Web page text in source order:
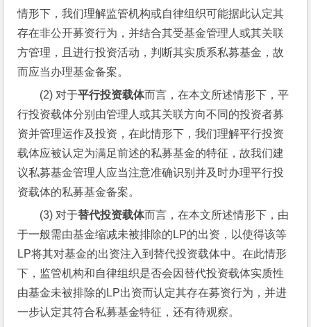
情形下，我们理解监管机构或自律组织可能据此认定其
存在非公开募资行为，并结合其受基金管理人或其关联
方管理，且进行投资活动，判断其实质系私募基金，故
而应当办理基金备案。
(2) 对于平行投资载体而言，在本文所述情形下，平
行投资载体分别由管理人或其关联方向不同的投资者募
资并管理运作及投资，在此情形下，我们理解平行投资
载体应被认定为满足前述的私募基金的特征，故我们建
议私募基金管理人应当注意准确识别并及时办理平行投
资载体的私募基金备案。
(3) 对于替代投资载体而言，在本文所述情形下，由
于一般需由基金缩减未被排除的LP的出资，以使得该等
LP将其对基金的出资注入到替代投资载体中。在此情形
下，监管机构和自律组织是否会因替代投资载体实质性
由基金未被排除的LP出资而认定其存在募资行为，并进
一步认定其符合私募基金特征，还有待观察。